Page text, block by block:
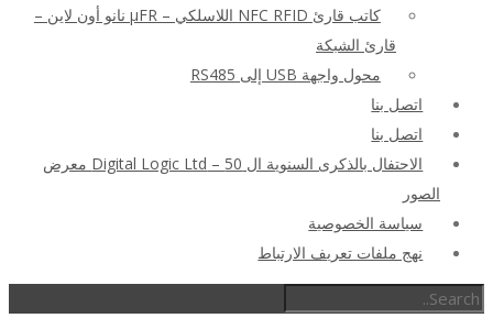
كاتب قارئ NFC RFID اللاسلكي – μFR نانو أون لاين –
قارئ الشبكة
محول واجهة USB إلى RS485
اتصل بنا
اتصل بنا
الاحتفال بالذكرى السنوية ال 50 – Digital Logic Ltd معرض
الصور
سياسة الخصوصية
نهج ملفات تعريف الارتباط